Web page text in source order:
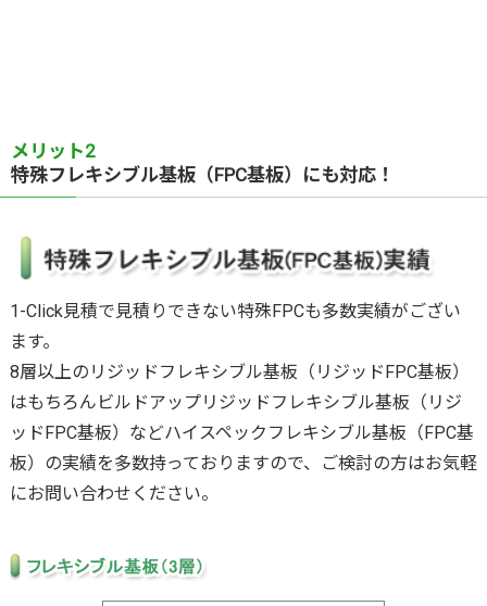
メリット2
特殊フレキシブル基板（FPC基板）にも対応！
1-Click見積で見積りできない特殊FPCも多数実績がござい
ます。
8層以上のリジッドフレキシブル基板（リジッドFPC基板）
はもちろんビルドアップリジッドフレキシブル基板（リジ
ッドFPC基板）などハイスペックフレキシブル基板（FPC基
板）の実績を多数持っておりますので、ご検討の方はお気軽
にお問い合わせください。